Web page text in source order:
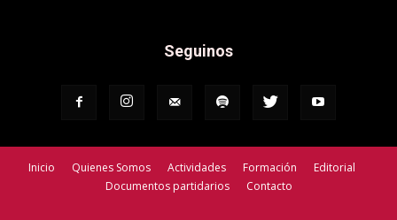
Seguinos
Inicio Quienes Somos Actividades Formación
Editorial
Documentos partidarios
Contacto